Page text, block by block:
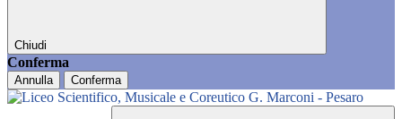
Chiudi
Conferma
Annulla Conferma